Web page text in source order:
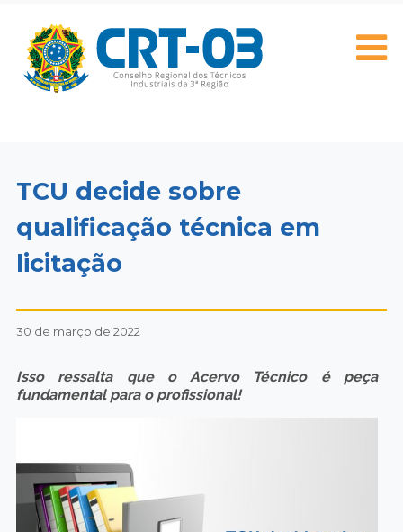
TCU decide sobre
qualificação técnica em
licitação
30 de março de 2022
Isso ressalta que o Acervo Técnico é peça
fundamental para o profissional!